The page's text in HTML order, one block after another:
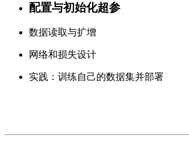
配置与初始化超参
数据读取与扩增
网络和损失设计
实践：训练自己的数据集并部署